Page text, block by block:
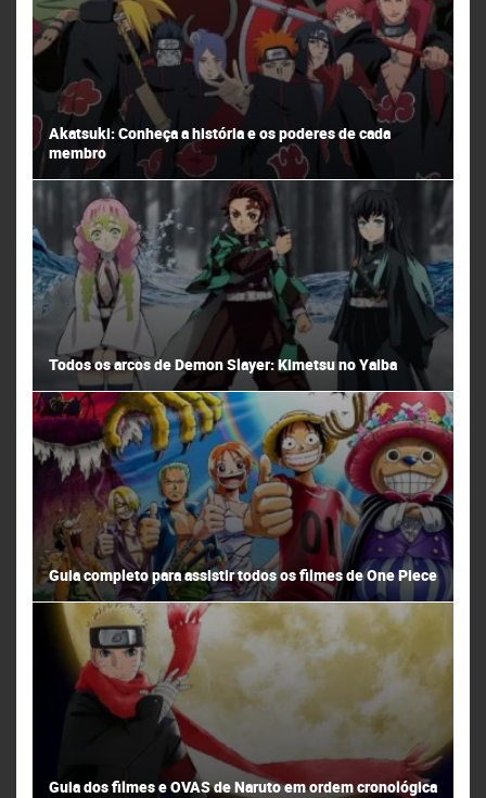
Akatsuki: Conheça a história e os poderes de cada
membro
Todos os arcos de Demon Slayer: Kimetsu no Yaiba
Guia completo para assistir todos os filmes de One Piece
Guia dos filmes e OVAS de Naruto em ordem cronológica